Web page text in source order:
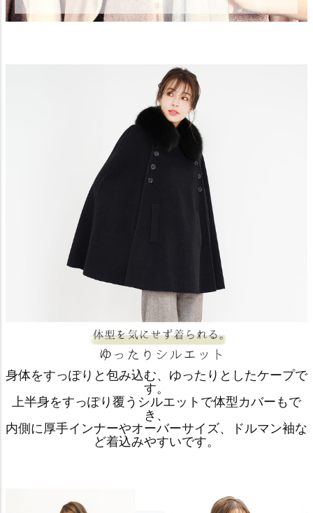
身体をすっぽりと包み込む、ゆったりとしたケープで
す。
上半身をすっぽり覆うシルエットで体型カバーもで
き、
内側に厚手インナーやオーバーサイズ、ドルマン袖な
ど着込みやすいです。